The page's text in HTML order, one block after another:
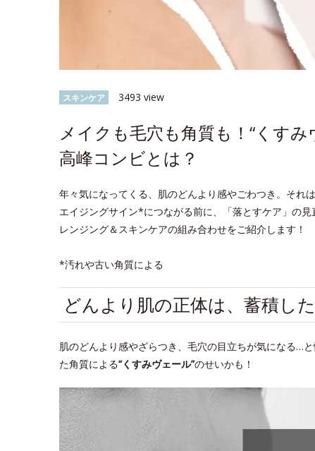
スキンケア 3493 view
メイクも毛穴も角質も！“くす
高峰コンビとは？
年々気になってくる、肌のどんより感やごわつき。それ
エイジングサイン*につながる前に、「落とすケア」の
レンジング＆スキンケアの組み合わせをご紹介します！
*汚れや古い角質による
どんより肌の正体は、蓄積し
肌のどんより感やざらつき、毛穴の目立ちが気になる…
た角質による“くすみヴェール”のせいかも！